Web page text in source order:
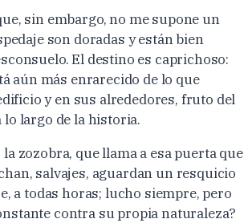
sin embargo, no me supone un
son doradas y están bien
El destino es caprichoso:
aún más enrarecido de lo que
y en sus alrededores, fruto del
largo de la historia.
zozobra, que llama a esa puerta que
salvajes, aguardan un resquicio
a todas horas; lucho siempre, pero
contra su propia naturaleza?